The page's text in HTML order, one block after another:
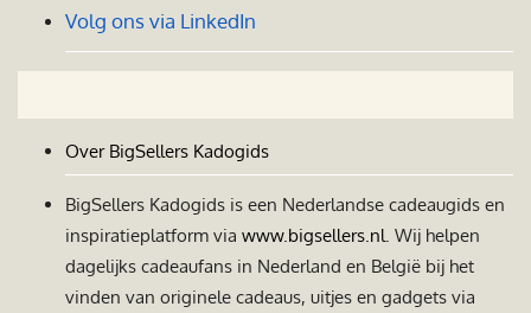
Volg ons via LinkedIn
Over BigSellers Kadogids
BigSellers Kadogids is een Nederlandse cadeaugids en
inspiratieplatform via www.bigsellers.nl. Wij helpen
dagelijks cadeaufans in Nederland en België bij het
vinden van originele cadeaus, uitjes en gadgets via